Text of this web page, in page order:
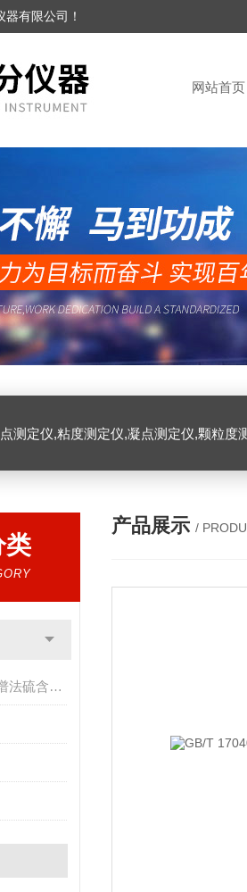
有限公司！
网站首页
测定仪,粘度测定仪,凝点测定仪,颗粒度
类
能量色散X射线荧光光谱法硫含量测定仪
产品展示 /